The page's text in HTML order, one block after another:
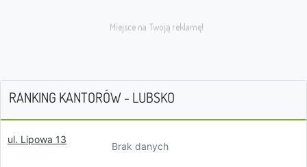
RANKING KANTORÓW - LUBSKO
ul. Lipowa 13
Brak danych